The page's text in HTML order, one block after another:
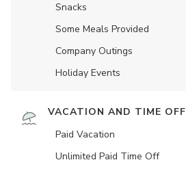
Snacks
Some Meals Provided
Company Outings
Holiday Events
VACATION AND TIME OFF
Paid Vacation
Unlimited Paid Time Off